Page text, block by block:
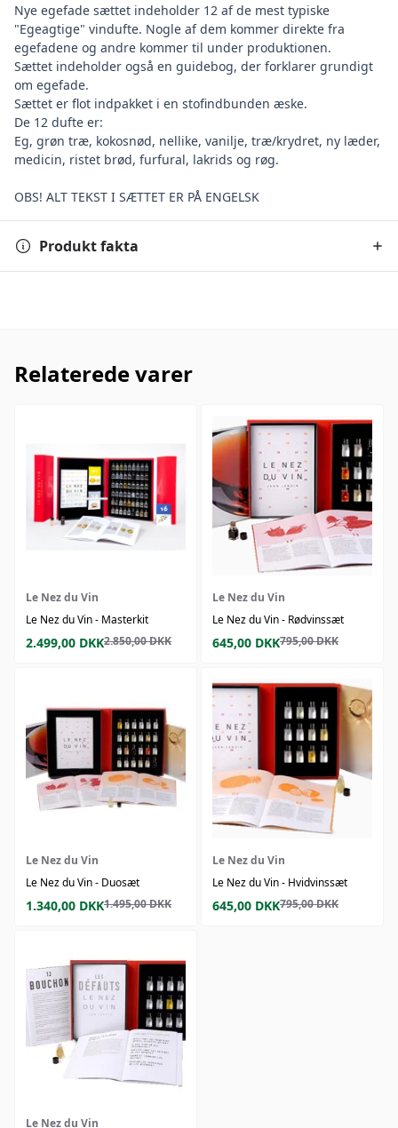
Nye egefade sættet indeholder 12 af de mest typiske
"Egeagtige" vindufte. Nogle af dem kommer direkte fra
egefadene og andre kommer til under produktionen.
Sættet indeholder også en guidebog, der forklarer grundigt
om egefade.
Sættet er flot indpakket i en stofindbunden æske.
De 12 dufte er:
Eg, grøn træ, kokosnød, nellike, vanilje, træ/krydret, ny læder,
medicin, ristet brød, furfural, lakrids og røg.
OBS! ALT TEKST I SÆTTET ER PÅ ENGELSK
Produkt fakta
Relaterede varer
Le Nez du Vin
Le Nez du Vin - Masterkit
2.499,00 DKK2.850,00DKK
Le Nez du Vin
Le Nez du Vin - Rødvinssæt
645,00 DKK795,00DKK
Le Nez du Vin
Le Nez du Vin - Duosæt
1.340,00 DKK1.495,00DKK
Le Nez du Vin
Le Nez du Vin - Hvidvinssæt
645,00 DKK795,00DKK
Le Nez du Vin